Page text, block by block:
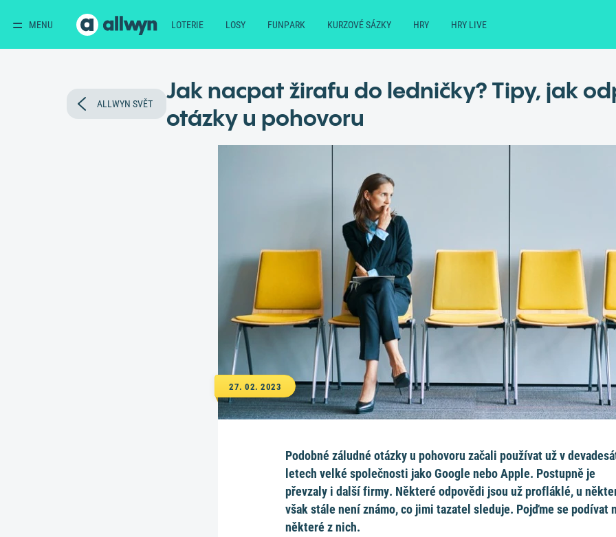
MENU LOTERIE LOSY FUNPARK KURZOVÉ SÁZKY HRY HRY LIVE
ALLWYN SVĚT
Jak nacpat žirafu do ledničky? Tipy, jak
otázky u pohovoru
27. 02. 2023
Podobné záludné otázky u pohovoru začali používat už v
letech velké společnosti jako Google nebo Apple. Postupně je
převzaly i další firmy. Některé odpovědi jsou už profláklé, u
však stále není známo, co jimi tazatel sleduje. Pojďme se podívat
některé z nich.